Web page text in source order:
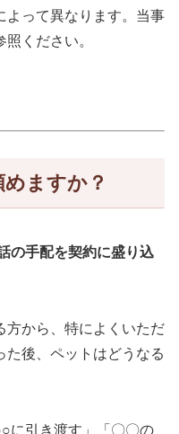
よって異なります。当事
ください。
ますか？
の手配を契約に盛り込
方から、特によくいただ
た後、ペットはどうなる
に引き渡す」「〇〇の